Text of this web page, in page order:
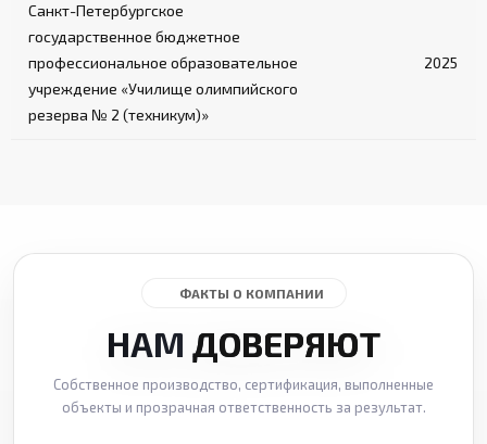
Санкт-Петербургское
государственное бюджетное
профессиональное образовательное
учреждение «Училище олимпийского
резерва № 2 (техникум)»
2025
ФАКТЫ О КОМПАНИИ
НАМ ДОВЕРЯЮТ
Собственное производство, сертификация, выполненные
объекты и прозрачная ответственность за результат.